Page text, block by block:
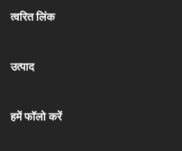
त्वरित लिंक
उत्पाद
हमें फॉलो करें